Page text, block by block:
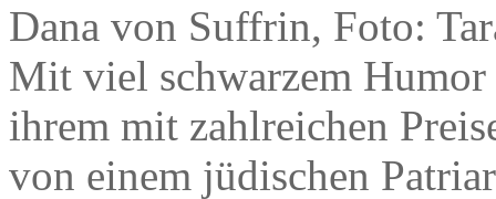
Dana von Suffrin, Foto:
Mit viel schwarzem
ihrem mit zahlreichen
von einem jüdischen